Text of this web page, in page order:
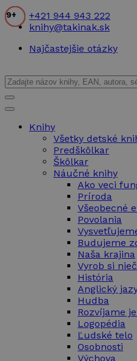
+421 944 943 222
knihy@takinak.sk
Najčastejšie otázky
Knihy
Všetky detské
Predškôlkar
Škôlkar
Náučné knihy
Ako veci
Príroda
Všeobecné
Povolania
Budujeme
Naša krajina
Vyrob si
História
Anglický
Hudba
Rozvíjame
Logopédia
Ľudské telo
Osobnosti
Výchova
8+
5+
7+
10+
3+
15+
12+
7+
18+
9+